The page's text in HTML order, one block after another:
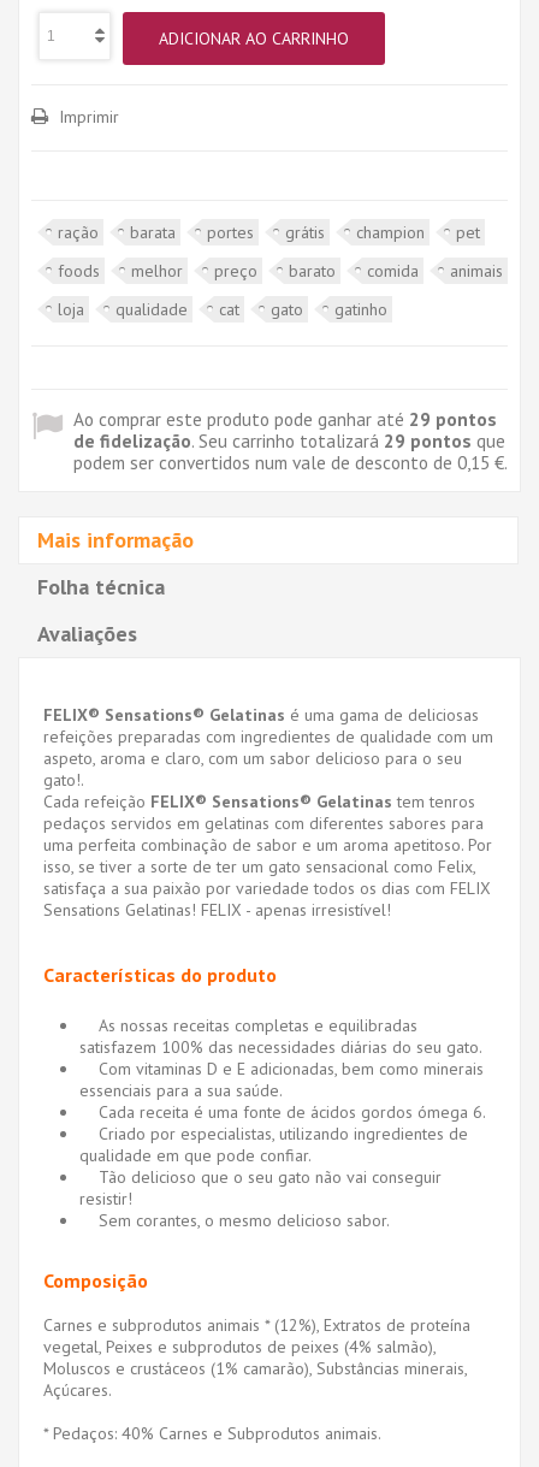
ADICIONAR AO CARRINHO
Imprimir
ração barata portes grátis champion
pet
foods
melhor preço barato comida
animais
loja
qualidade cat gato gatinho
Ao comprar este produto pode ganhar até 29 pontos
de fidelização. Seu carrinho totalizará 29 pontos que
podem ser convertidos num vale de desconto de 0,15 €.
Mais informação
Folha técnica
Avaliações
FELIX® Sensations® Gelatinas é uma gama de deliciosas
refeições preparadas com ingredientes de qualidade com um
aspeto, aroma e claro, com um sabor delicioso para o seu
gato!.
Cada refeição FELIX® Sensations® Gelatinas tem tenros
pedaços servidos em gelatinas com diferentes sabores para
uma perfeita combinação de sabor e um aroma apetitoso. Por
isso, se tiver a sorte de ter um gato sensacional como Felix,
satisfaça a sua paixão por variedade todos os dias com FELIX
Sensations Gelatinas! FELIX - apenas irresistível!
Características do produto
As nossas receitas completas e equilibradas
satisfazem 100% das necessidades diárias do seu gato.
Com vitaminas D e E adicionadas, bem como minerais
essenciais para a sua saúde.
Cada receita é uma fonte de ácidos gordos ómega 6.
Criado por especialistas, utilizando ingredientes de
qualidade em que pode confiar.
Tão delicioso que o seu gato não vai conseguir
resistir!
Sem corantes, o mesmo delicioso sabor.
Composição
Carnes e subprodutos animais * (12%), Extratos de proteína
vegetal, Peixes e subprodutos de peixes (4% salmão),
Moluscos e crustáceos (1% camarão), Substâncias minerais,
Açúcares.
* Pedaços: 40% Carnes e Subprodutos animais.